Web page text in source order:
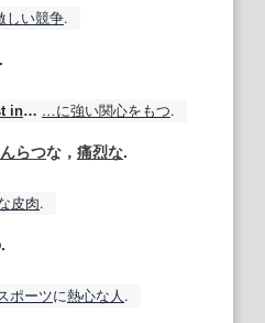
しい競争.
.
in… …に強い関心をもつ.
らつな， 痛烈な.
皮肉.
ポーツに熱心な人.